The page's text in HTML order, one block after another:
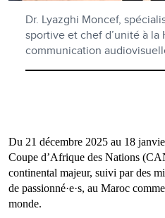
Dr. Lyazghi Moncef,
sportive et chef d’unité à
communication
Du 21 décembre 2025 au 18
Coupe d’Afrique des Nations
continental majeur, suivi par des
de passionné·e·s, au Maroc
monde.